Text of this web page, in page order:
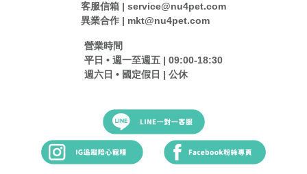
客服信箱 | service@nu4pet.com
異業合作 | mkt@nu4pet.com
營業時間
平日 • 週一至週五 | 09:00-18:30
週六日 • 國定假日 | 公休